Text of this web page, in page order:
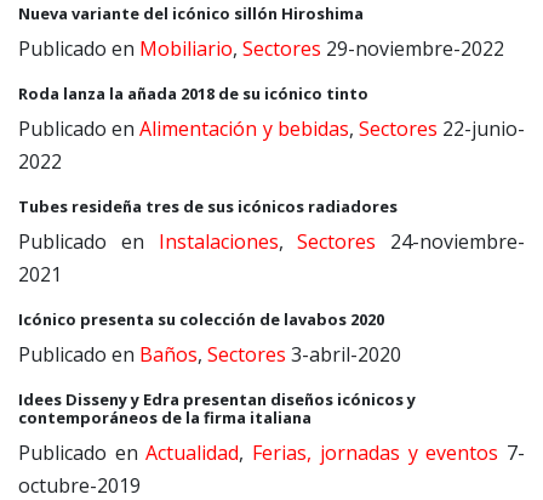
Nueva variante del icónico sillón Hiroshima
Publicado en Mobiliario, Sectores 29-noviembre-2022
Roda lanza la añada 2018 de su icónico tinto
Publicado enAlimentación y bebidas, Sectores 22-junio-
2022
Tubes resideña tres de sus icónicos radiadores
Publicado en Instalaciones,Sectores 24-noviembre-
2021
Icónico presenta su colección de lavabos 2020
Publicado en Baños, Sectores 3-abril-2020
Idees Disseny y Edra presentan diseños icónicos y
contemporáneos de la firma italiana
Publicado enActualidad, Ferias, jornadas y eventos 7-
octubre-2019